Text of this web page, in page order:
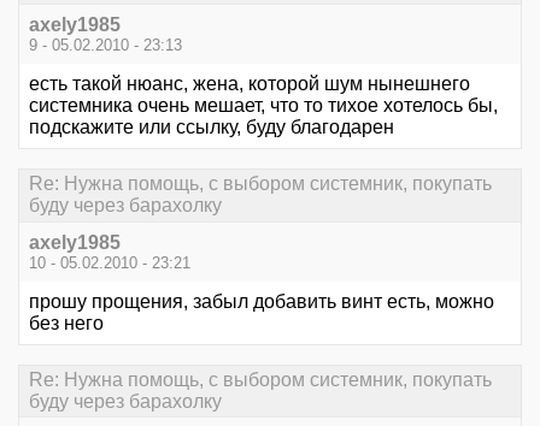
axely1985
9 - 05.02.2010 - 23:13
есть такой нюанс, жена, которой шум нынешнего
системника очень мешает, что то тихое хотелось бы,
подскажите или ссылку, буду благодарен
Re: Нужна помощь, с выбором системник, покупать
буду через барахолку
axely1985
10 - 05.02.2010 - 23:21
прошу прощения, забыл добавить винт есть, можно
без него
Re: Нужна помощь, с выбором системник, покупать
буду через барахолку